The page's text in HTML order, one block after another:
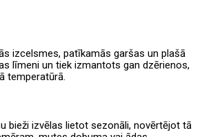
izcelsmes, patīkamās garšas un plašā
līmeni un tiek izmantots gan dzērienos,
temperatūrā.
bieži izvēlas lietot sezonāli, novērtējot tā